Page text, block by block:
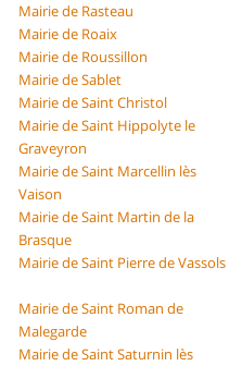
Mairie de Rasteau
Mairie de Roaix
Mairie de Roussillon
Mairie de Sablet
Mairie de Saint Christol
Mairie de Saint Hippolyte le
Graveyron
Mairie de Saint Marcellin lès
Vaison
Mairie de Saint Martin de la
Brasque
Mairie de Saint Pierre de Vassols
Mairie de Saint Roman de
Malegarde
Mairie de Saint Saturnin lès